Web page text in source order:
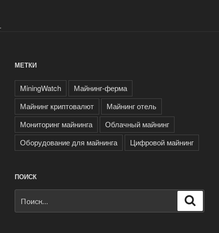
.
МЕТКИ
MiningWatch
Майнинг-ферма
Майнинг криптовалют
Майнинг отель
Мониторинг майнинга
Облачный майнинг
Оборудование для майнинга
Цифровой майнинг
ПОИСК